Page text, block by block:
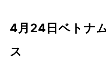
4月24日ベトナ
ス